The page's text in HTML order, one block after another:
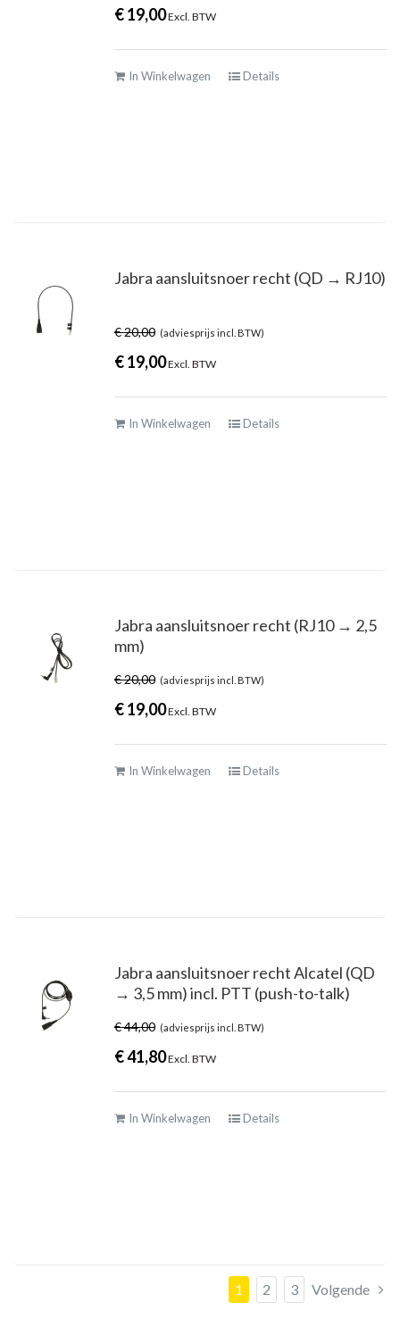
€19,00Excl. BTW
In Winkelwagen Details
Jabra aansluitsnoer recht (QD → RJ10)
€20,00 (adviesprijs incl. BTW)
€19,00Excl. BTW
In Winkelwagen Details
Jabra aansluitsnoer recht (RJ10 → 2,5
mm)
€20,00 (adviesprijs incl. BTW)
€19,00Excl. BTW
In Winkelwagen Details
Jabra aansluitsnoer recht Alcatel (QD
→ 3,5 mm) incl. PTT (push-to-talk)
€44,00 (adviesprijs incl. BTW)
€41,80Excl. BTW
In Winkelwagen Details
1 2 3 Volgende